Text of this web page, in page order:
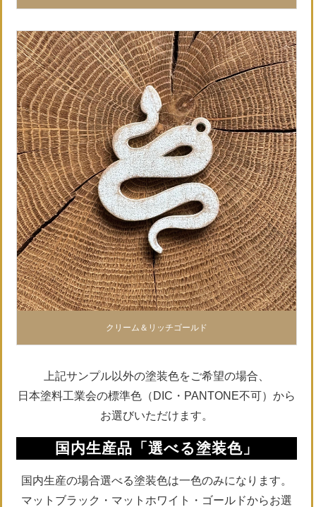
クリーム＆リッチゴールド
上記サンプル以外の塗装色をご希望の場合、
日本塗料工業会の標準色（DIC・PANTONE不可）から
お選びいただけます。
国内生産品「選べる塗装色」
国内生産の場合選べる塗装色は一色のみになります。
マットブラック・マットホワイト・ゴールドからお選